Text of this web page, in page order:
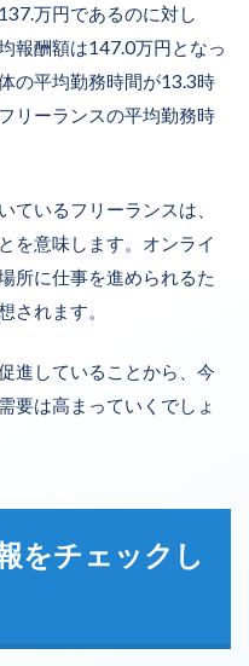
万円であるのに対し
報酬額は147.0万円となっ
の平均勤務時間が13.3時
リーランスの平均勤務時
ているフリーランスは、
を意味します。オンライ
所に仕事を進められるた
されます。
進していることから、今
要は高まっていくでしょ
をチェックし